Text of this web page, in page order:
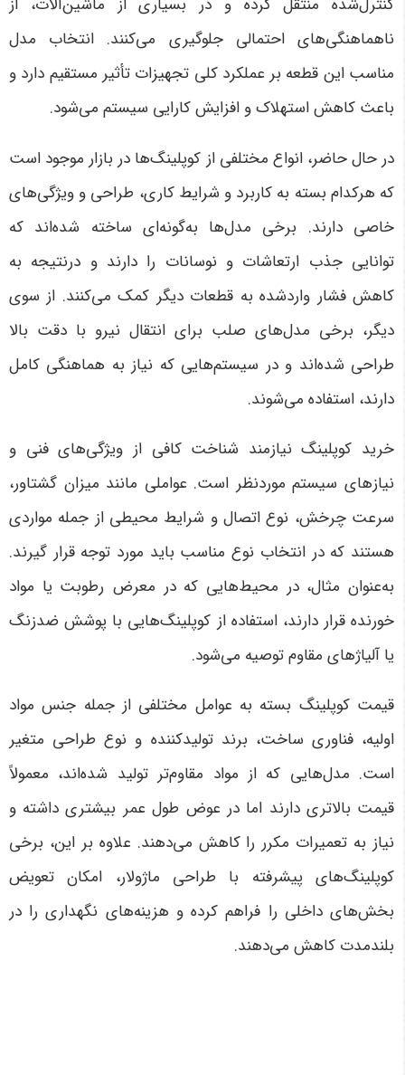
کنترل‌شده منتقل کرده و در بسیاری از ماشین‌آلات، از
ناهماهنگی‌های احتمالی جلوگیری می‌کنند. انتخاب مدل
مناسب این قطعه بر عملکرد کلی تجهیزات تأثیر مستقیم دارد و
باعث کاهش استهلاک و افزایش کارایی سیستم می‌شود.
در حال حاضر، انواع مختلفی از کوپلینگ‌ها در بازار موجود است
که هرکدام بسته به کاربرد و شرایط کاری، طراحی و ویژگی‌های
خاصی دارند. برخی مدل‌ها به‌گونه‌ای ساخته شده‌اند که
توانایی جذب ارتعاشات و نوسانات را دارند و درنتیجه به
کاهش فشار واردشده به قطعات دیگر کمک می‌کنند. از سوی
دیگر، برخی مدل‌های صلب برای انتقال نیرو با دقت بالا
طراحی شده‌اند و در سیستم‌هایی که نیاز به هماهنگی کامل
دارند، استفاده می‌شوند.
خرید کوپلینگ نیازمند شناخت کافی از ویژگی‌های فنی و
نیازهای سیستم موردنظر است. عواملی مانند میزان گشتاور،
سرعت چرخش، نوع اتصال و شرایط محیطی از جمله مواردی
هستند که در انتخاب نوع مناسب باید مورد توجه قرار گیرند.
به‌عنوان مثال، در محیط‌هایی که در معرض رطوبت یا مواد
خورنده قرار دارند، استفاده از کوپلینگ‌هایی با پوشش ضدزنگ
یا آلیاژهای مقاوم توصیه می‌شود.
قیمت کوپلینگ بسته به عوامل مختلفی از جمله جنس مواد
اولیه، فناوری ساخت، برند تولیدکننده و نوع طراحی متغیر
است. مدل‌هایی که از مواد مقاوم‌تر تولید شده‌اند، معمولاً
قیمت بالاتری دارند اما در عوض طول عمر بیشتری داشته و
نیاز به تعمیرات مکرر را کاهش می‌دهند. علاوه بر این، برخی
کوپلینگ‌های پیشرفته با طراحی ماژولار، امکان تعویض
بخش‌های داخلی را فراهم کرده و هزینه‌های نگهداری را در
بلندمدت کاهش می‌دهند.